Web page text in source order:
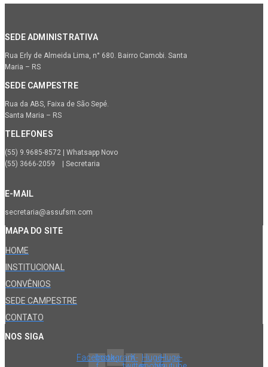
SEDE ADMINISTRATIVA
Rua Erly de Almeida Lima, n° 680. Bairro Camobi. Santa
Maria – RS
SEDE CAMPESTRE
Rua da ABS, Faixa de São Sepé.
Santa Maria – RS
TELEFONES
(55) 9.9685-8572 | Whatsapp Novo
(55) 3666-2059 | Secretaria
E-MAIL
secretaria@assufsm.com
MAPA DO SITE
HOME
INSTITUCIONAL
CONVÊNIOS
SEDE CAMPESTRE
CONTATO
NOS SIGA
Facebook-
InstagramX- Huge-Huge-